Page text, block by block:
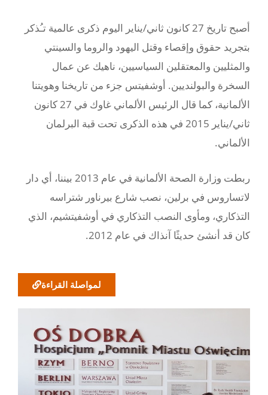
أصبح تاريخ 27 كانون ثاني/يناير اليوم ذكرى عالمية تـُذكر
بتجريد حقوق وإقصاء وقتل اليهود والروما والسينتي
والمثليين والمعتقلين السياسيين، ناهيك عن عمال
السخرة والبولنديين. أوشفيتس جزء من تاريخنا وهويتنا
الألمانية، كما قال الرئيس الألماني غاوك في 27 كانون
ثاني/يناير 2015 في هذه الذكرى تحت قبة البرلمان
الألماني.
ربطت وزارة الصحة الألمانية في عام 2013 بيننا، أي دار
لاتساروس في برلين، نصب شارع بيرناور شتراسه
التذكاري، ومأوى النصب التذكاري في أوشفيتشيم، الذي
كان قد أنشئ حديثًا آنذاك في عام 2012.
لمواصلة القراءة